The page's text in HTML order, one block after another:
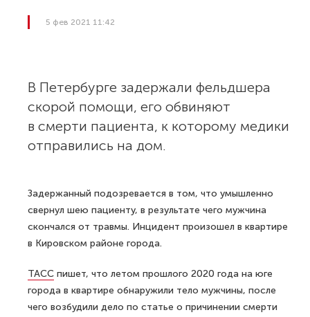
5 фев 2021 11:42
В Петербурге задержали фельдшера
скорой помощи, его обвиняют
в смерти пациента, к которому медики
отправились на дом.
Задержанный подозревается в том, что умышленно
свернул шею пациенту, в результате чего мужчина
скончался от травмы. Инцидент произошел в квартире
в Кировском районе города.
ТАСС пишет, что летом прошлого 2020 года на юге
города в квартире обнаружили тело мужчины, после
чего возбудили дело по статье о причинении смерти